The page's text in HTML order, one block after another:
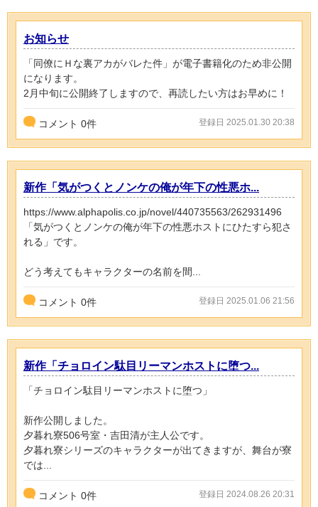
お知らせ
「同僚にＨな裏アカがバレた件」が電子書籍化のため非公開
になります。
2月中旬に公開終了しますので、再読したい方はお早めに！
コメント 0件 登録日 2025.01.30 20:38
新作「気がつくとノンケの俺が年下の性悪ホ...
https://www.alphapolis.co.jp/novel/440735563/262931496
「気がつくとノンケの俺が年下の性悪ホストにひたすら犯さ
れる」です。
どう考えてもキャラクターの名前を間...
コメント 0件 登録日 2025.01.06 21:56
新作「チョロイン駄目リーマンホストに堕つ...
「チョロイン駄目リーマンホストに堕つ」
新作公開しました。
夕暮れ寮506号室・吉田清が主人公です。
夕暮れ寮シリーズのキャラクターが出てきますが、舞台が寮
では...
コメント 0件 登録日 2024.08.26 20:31